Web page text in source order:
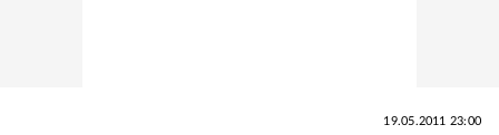
19.05.2011 23:00